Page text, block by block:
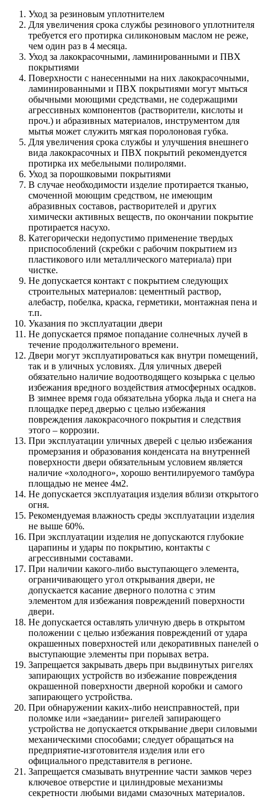
Уход за резиновым уплотнителем
Для увеличения срока службы резинового уплотнителя
требуется его протирка силиконовым маслом не реже,
чем один раз в 4 месяца.
Уход за лакокрасочными, ламинированными и ПВХ
покрытиями
Поверхности с нанесенными на них лакокрасочными,
ламинированными и ПВХ покрытиями могут мыться
обычными моющими средствами, не содержащими
агрессивных компонентов (растворители, кислоты и
проч.) и абразивных материалов, инструментом для
мытья может служить мягкая поролоновая губка.
Для увеличения срока службы и улучшения внешнего
вида лакокрасочных и ПВХ покрытий рекомендуется
протирка их мебельными полиролями.
Уход за порошковыми покрытиями
В случае необходимости изделие протирается тканью,
смоченной моющим средством, не имеющим
абразивных составов, растворителей и других
химически активных веществ, по окончании покрытие
протирается насухо.
Категорически недопустимо применение твердых
приспособлений (скребки с рабочим покрытием из
пластикового или металлического материала) при
чистке.
Не допускается контакт с покрытием следующих
строительных материалов: цементный раствор,
алебастр, побелка, краска, герметики, монтажная пена и
т.п.
Указания по эксплуатации двери
Не допускается прямое попадание солнечных лучей в
течение продолжительного времени.
Двери могут эксплуатироваться как внутри помещений,
так и в уличных условиях. Для уличных дверей
обязательно наличие водоотводящего козырька с целью
избежания вредного воздействия атмосферных осадков.
В зимнее время года обязательна уборка льда и снега на
площадке перед дверью с целью избежания
повреждения лакокрасочного покрытия и следствия
этого – коррозии.
При эксплуатации уличных дверей с целью избежания
промерзания и образования конденсата на внутренней
поверхности двери обязательным условием является
наличие «холодного», хорошо вентилируемого тамбура
площадью не менее 4м2.
Не допускается эксплуатация изделия вблизи открытого
огня.
Рекомендуемая влажность среды эксплуатации изделия
не выше 60%.
При эксплуатации изделия не допускаются глубокие
царапины и удары по покрытию, контакты с
агрессивными составами.
При наличии какого-либо выступающего элемента,
ограничивающего угол открывания двери, не
допускается касание дверного полотна с этим
элементом для избежания повреждений поверхности
двери.
Не допускается оставлять уличную дверь в открытом
положении с целью избежания повреждений от удара
окрашенных поверхностей или декоративных панелей о
выступающие элементы при порывах ветра.
Запрещается закрывать дверь при выдвинутых ригелях
запирающих устройств во избежание повреждения
окрашенной поверхности дверной коробки и самого
запирающего устройства.
При обнаружении каких-либо неисправностей, при
поломке или «заедании» ригелей запирающего
устройства не допускается открывание двери силовыми
механическими способами; следует обращаться на
предприятие-изготовителя изделия или его
официального представителя в регионе.
Запрещается смазывать внутренние части замков через
ключевое отверстие и цилиндровые механизмы
секретности любыми видами смазочных материалов.